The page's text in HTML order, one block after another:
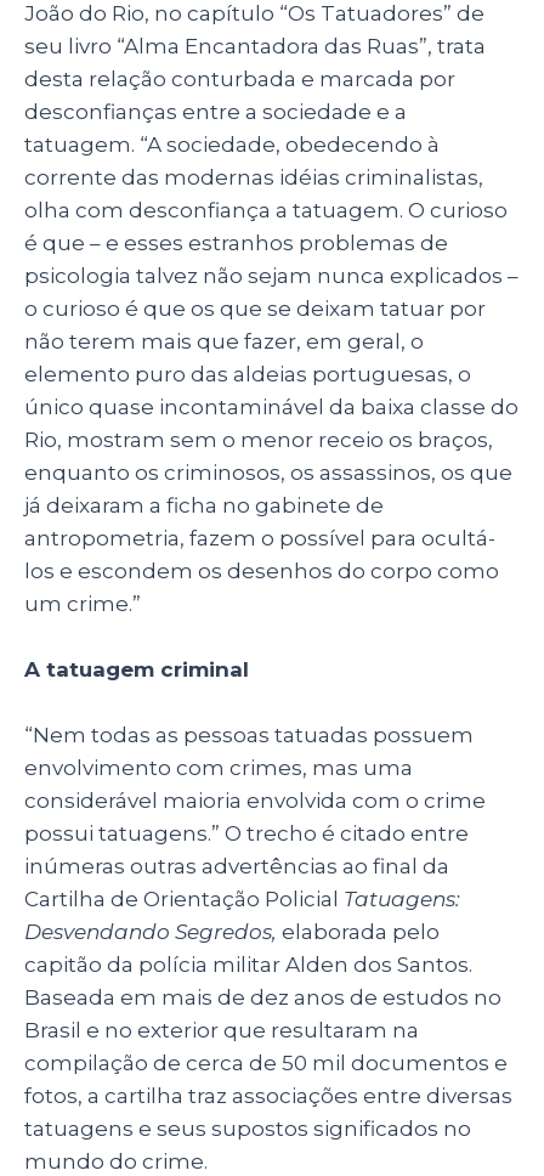
João do Rio, no capítulo “Os Tatuadores” de
seu livro “Alma Encantadora das Ruas”, trata
desta relação conturbada e marcada por
desconfianças entre a sociedade e a
tatuagem. “A sociedade, obedecendo à
corrente das modernas idéias criminalistas,
olha com desconfiança a tatuagem. O curioso
é que – e esses estranhos problemas de
psicologia talvez não sejam nunca explicados –
o curioso é que os que se deixam tatuar por
não terem mais que fazer, em geral, o
elemento puro das aldeias portuguesas, o
único quase incontaminável da baixa classe do
Rio, mostram sem o menor receio os braços,
enquanto os criminosos, os assassinos, os que
já deixaram a ficha no gabinete de
antropometria, fazem o possível para ocultá-
los e escondem os desenhos do corpo como
um crime.”
A tatuagem criminal
“Nem todas as pessoas tatuadas possuem
envolvimento com crimes, mas uma
considerável maioria envolvida com o crime
possui tatuagens.” O trecho é citado entre
inúmeras outras advertências ao final da
Cartilha de Orientação Policial Tatuagens:
Desvendando Segredos, elaborada pelo
capitão da polícia militar Alden dos Santos.
Baseada em mais de dez anos de estudos no
Brasil e no exterior que resultaram na
compilação de cerca de 50 mil documentos e
fotos, a cartilha traz associações entre diversas
tatuagens e seus supostos significados no
mundo do crime.